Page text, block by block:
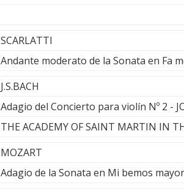
SCARLATTI
Andante moderato de la Sonata en Fa
J.S.BACH
Adagio del Concierto para violín Nº 2 -
THE ACADEMY OF SAINT MARTIN IN
MOZART
Adagio de la Sonata en Mi bemos mayor